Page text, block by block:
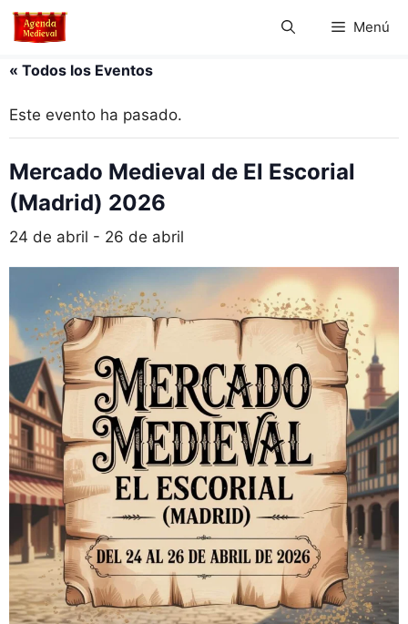
Saltar
Menú
« Todos los Eventos
Este evento ha pasado.
Mercado Medieval de El Escorial
(Madrid) 2026
24 de abril - 26 de abril